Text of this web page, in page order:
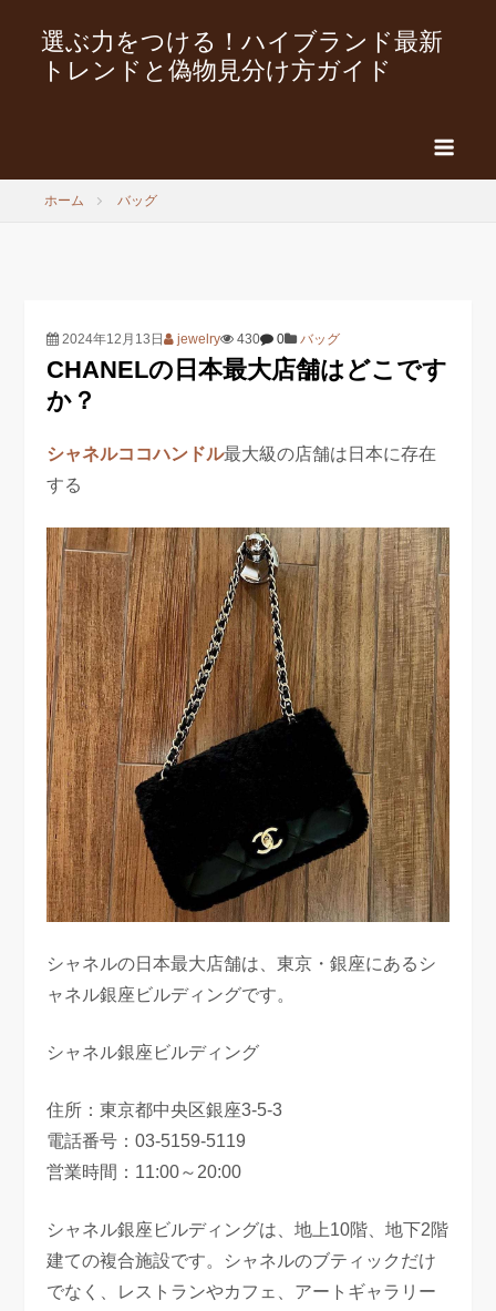
選ぶ力をつける！ハイブランド最新
トレンドと偽物見分け方ガイド
ホーム バッグ
2024年12月13日 jewelry 430 0 バッグ
CHANELの日本最大店舗はどこです
か？
シャネルココハンドル最大級の店舗は日本に存在
する
シャネルの日本最大店舗は、東京・銀座にあるシ
ャネル銀座ビルディングです。
シャネル銀座ビルディング
住所：東京都中央区銀座3-5-3
電話番号：03-5159-5119
営業時間：11:00～20:00
シャネル銀座ビルディングは、地上10階、地下2階
建ての複合施設です。シャネルのブティックだけ
でなく、レストランやカフェ、アートギャラリー